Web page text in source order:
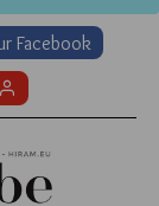
Facebook